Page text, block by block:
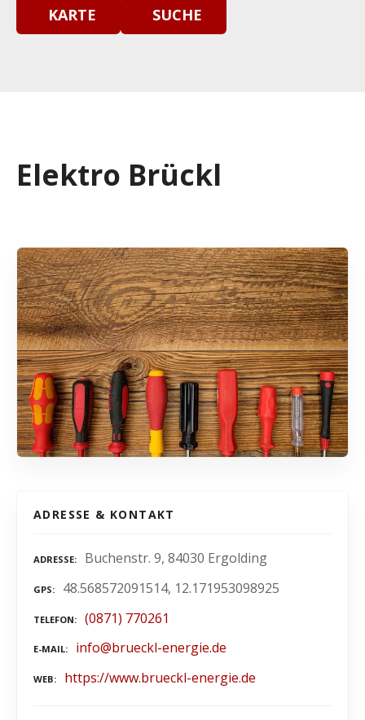
KARTE SUCHE
Elektro Brückl
ADRESSE & KONTAKT
ADRESSE Buchenstr. 9, 84030 Ergolding
GPS 48.568572091514, 12.171953098925
TELEFON (0871) 770261
E-MAIL info@brueckl-energie.de
WEB https://www.brueckl-energie.de